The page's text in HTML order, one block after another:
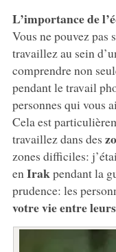
L’importance de
Vous ne pouvez pas
travaillez au sein
comprendre non
pendant le travail
personnes qui vous
Cela est
travaillez dans des
zones difficiles:
en Irakpendant la
prudence: les
votre vie entre